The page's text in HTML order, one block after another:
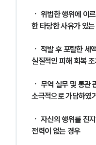
ㆍ 위법한 행위에 이
한 타당한 사유가 있
ㆍ 적발 후 포탈한 세
실질적인 피해 회복
ㆍ 무역 실무 및 통관
소극적으로 가담하였
ㆍ 자신의 행위를 진
전력이 없는 경우